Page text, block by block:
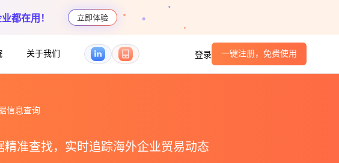
都在用！ 立即体验
关于我们 登录 一键注册，免费使用
信息查询
准查找，实时追踪海外企业贸易动态